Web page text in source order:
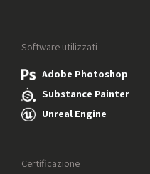
Software utilizzati
Adobe Photoshop
Substance Painter
Unreal Engine
Certificazione